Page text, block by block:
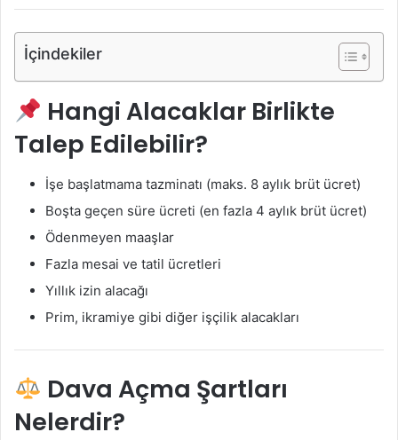
İçindekiler
Hangi Alacaklar Birlikte
Talep Edilebilir?
İşe başlatmama tazminatı (maks. 8 aylık brüt ücret)
Boşta geçen süre ücreti (en fazla 4 aylık brüt ücret)
Ödenmeyen maaşlar
Fazla mesai ve tatil ücretleri
Yıllık izin alacağı
Prim, ikramiye gibi diğer işçilik alacakları
Dava Açma Şartları
Nelerdir?